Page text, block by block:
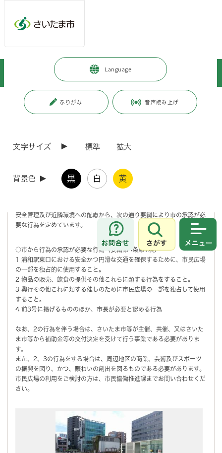
Language
ふりがな 音声読み上げ
文字サイズ 標準 拡大
背景色 黒 白 黄
お問合せ
さがす
暮らし・手続き > コミュニティ・市民活動
イベントホール・多目的施設
浦和駅東口駅前市民広場の利用について
更新日付：2026年4月1日 / ページ番号：C034633
浦和駅東口駅前市民広場（以下「市民広場」と言う。）は、市民の通路
安全管理及び近隣環境への配慮から、次の通り要綱により市の承認が必
要な行為を定めています。
○市から行為の承認が必要な行為（要綱第4条第1項）
1 浦和駅東口における安全かつ円滑な交通を確保するために、市民広場
の一部を独占的に使用すること。
2 物品の販売、飲食の提供その他これらに類する行為をすること。
3 興行その他これに類する催しのために市民広場の一部を独占して使用
すること。
4 前3号に掲げるもののほか、市長が必要と認める行為
なお、2の行為を伴う場合は、さいたま市等が主催、共催、又はさいた
ま市等から補助金等の交付決定を受けて行う事業である必要がありま
す。
また、2、3の行為をする場合は、周辺地区の商業、芸術及びスポーツ
の振興を図り、かつ、賑わいの創出を図るものである必要があります。
市民広場の利用をご検討の方は、市民協働推進課までお問い合わせくだ
さい。